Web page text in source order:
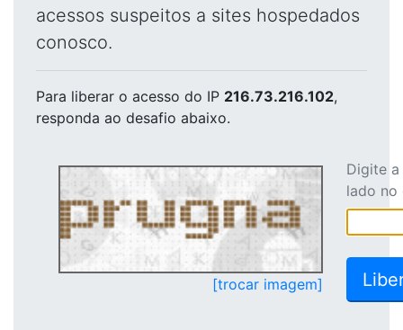
acessos suspeitos a sites hospedados
conosco.
Para liberar o acesso do IP 216.73.216.102,
responda ao desafio abaixo.
[trocar imagem]
Digite
lado no